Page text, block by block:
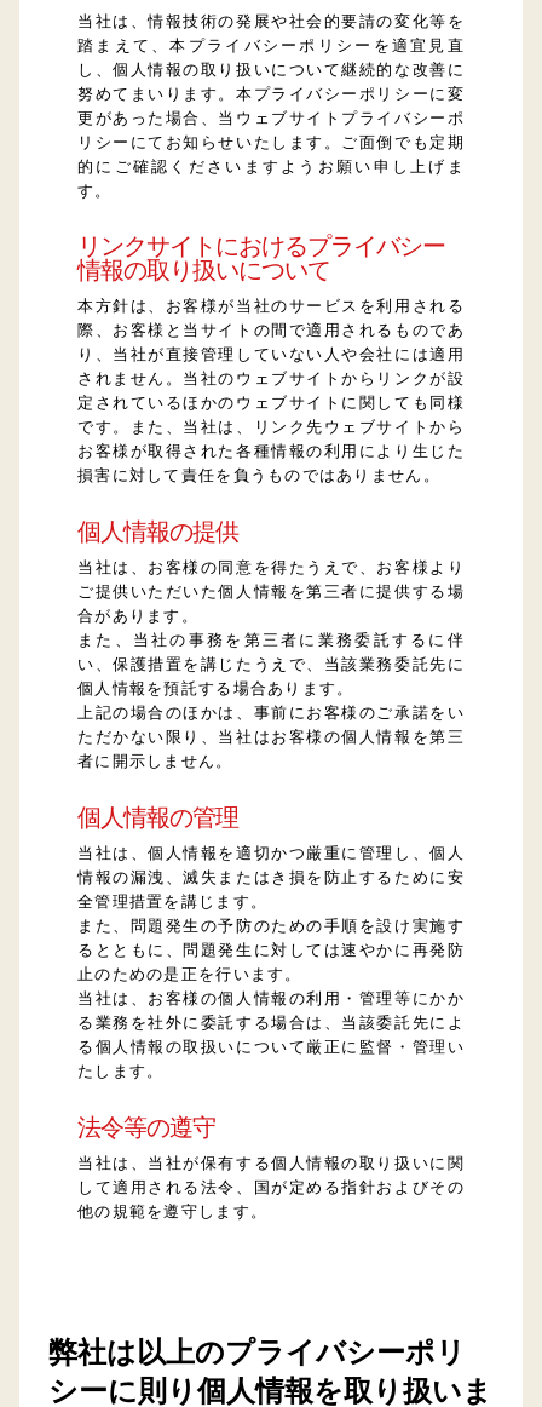
当社は、情報技術の発展や社会的要請の変化等を
踏まえて、本プライバシーポリシーを適宜見直
し、個人情報の取り扱いについて継続的な改善に
努めてまいります。本プライバシーポリシーに変
更があった場合、当ウェブサイトプライバシーポ
リシーにてお知らせいたします。ご面倒でも定期
的にご確認くださいますようお願い申し上げま
す。
リンクサイトにおけるプライバシー
情報の取り扱いについて
本方針は、お客様が当社のサービスを利用される
際、お客様と当サイトの間で適用されるものであ
り、当社が直接管理していない人や会社には適用
されません。当社のウェブサイトからリンクが設
定されているほかのウェブサイトに関しても同様
です。また、当社は、リンク先ウェブサイトから
お客様が取得された各種情報の利用により生じた
損害に対して責任を負うものではありません。
個人情報の提供
当社は、お客様の同意を得たうえで、お客様より
ご提供いただいた個人情報を第三者に提供する場
合があります。
また、当社の事務を第三者に業務委託するに伴
い、保護措置を講じたうえで、当該業務委託先に
個人情報を預託する場合あります。
上記の場合のほかは、事前にお客様のご承諾をい
ただかない限り、当社はお客様の個人情報を第三
者に開示しません。
個人情報の管理
当社は、個人情報を適切かつ厳重に管理し、個人
情報の漏洩、滅失またはき損を防止するために安
全管理措置を講じます。
また、問題発生の予防のための手順を設け実施す
るとともに、問題発生に対しては速やかに再発防
止のための是正を行います。
当社は、お客様の個人情報の利用・管理等にかか
る業務を社外に委託する場合は、当該委託先によ
る個人情報の取扱いについて厳正に監督・管理い
たします。
法令等の遵守
当社は、当社が保有する個人情報の取り扱いに関
して適用される法令、国が定める指針およびその
他の規範を遵守します。
弊社は以上のプライバシーポリ
シーに則り個人情報を取り扱いま